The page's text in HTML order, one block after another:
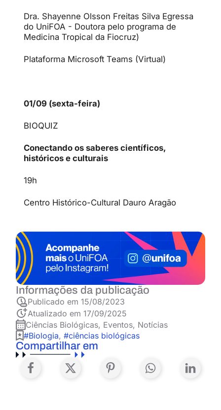
Dra. Shayenne Olsson Freitas Silva Egressa
do UniFOA - Doutora pelo programa de
Medicina Tropical da Fiocruz)
Plataforma Microsoft Teams (Virtual)
01/09 (sexta-feira)
BIOQUIZ
Conectando os saberes científicos,
históricos e culturais
19h
Centro Histórico-Cultural Dauro Aragão
Informações da publicação
Publicado em 15/08/2023
Atualizado em 17/09/2025
Ciências Biológicas, Eventos, Notícias
#Biologia, #ciências biológicas
Compartilhar em